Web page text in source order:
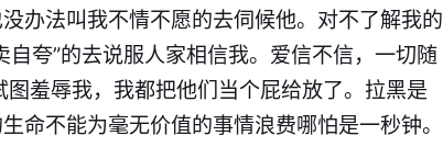
办法叫我不情不愿的去伺候他。对不了解我的
夸”的去说服人家相信我。爱信不信，一切随
羞辱我，我都把他们当个屁给放了。拉黑是
命不能为毫无价值的事情浪费哪怕是一秒钟。